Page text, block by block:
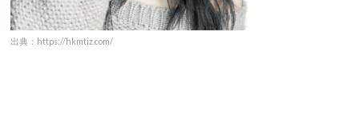
出典：https://hkmtiz.com/